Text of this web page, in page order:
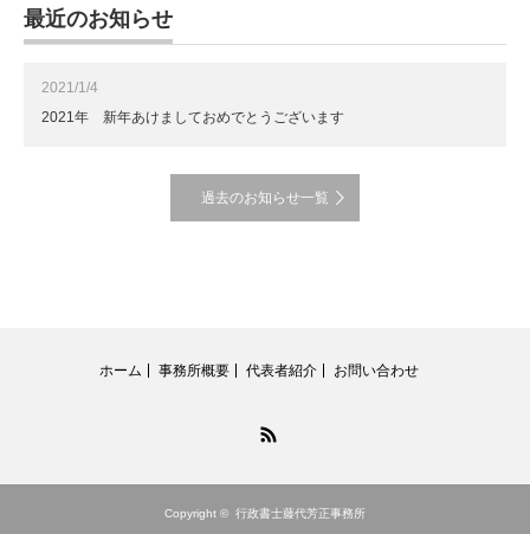
最近のお知らせ
2021/1/4
2021年 新年あけましておめでとうございます
過去のお知らせ一覧
ホーム 事務所概要 代表者紹介 お問い合わせ
Copyright © 行政書士藤代芳正事務所